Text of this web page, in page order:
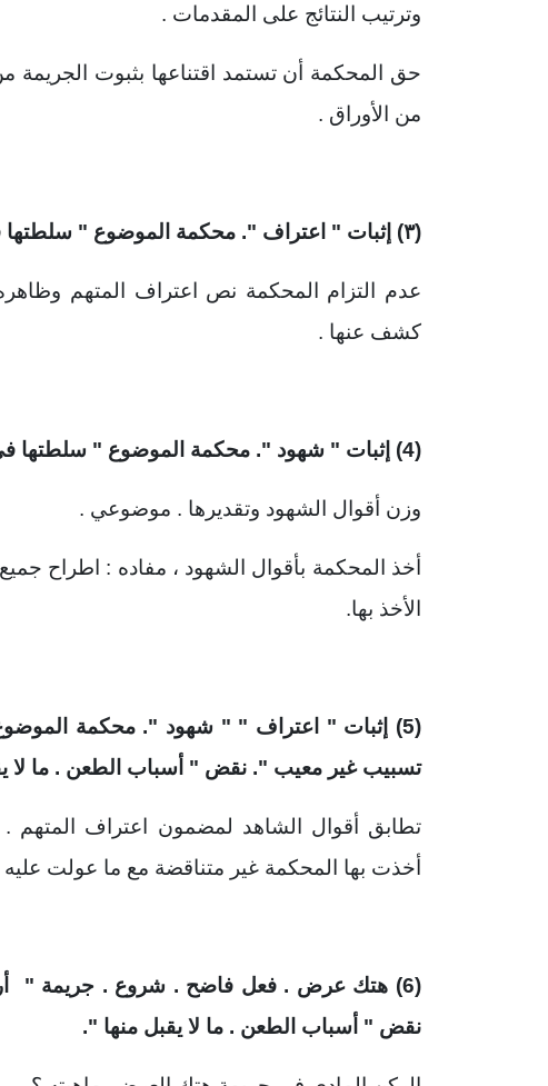
وترتيب النتائج على المقدمات .
حق المحكمة أن تستمد اقتناعها بثبوت الجريمة
من الأوراق .
(۳) إثبات " اعتراف ". محكمة الموضوع " سلطتها
عدم التزام المحكمة نص اعتراف المتهم
كشف عنها .
(4) إثبات " شهود ". محكمة الموضوع " سلطتها في تقدير الدليل " .
وزن أقوال الشهود وتقديرها . موضوعي .
أخذ المحكمة بأقوال الشهود ، مفاده : اطراح
الأخذ بها.
(5) إثبات " اعتراف " " شهود ". محكمة
تسبيب غير معيب ". نقض " أسباب الطعن . ما لا
تطابق أقوال الشاهد لمضمون اعتراف المتهم
أخذت بها المحكمة غير متناقضة مع ما عولت
(6) هتك عرض . فعل فاضح . شروع . جريمة "
نقض " أسباب الطعن . ما لا يقبل منها ".